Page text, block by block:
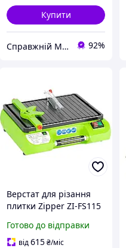
Купити
Справжній Майстер 92%
Верстат для різання
плитки Zipper ZI-FS115
обладнання для
обробки каменю (65-ZI-
Готово до відправки
від615₴/міс